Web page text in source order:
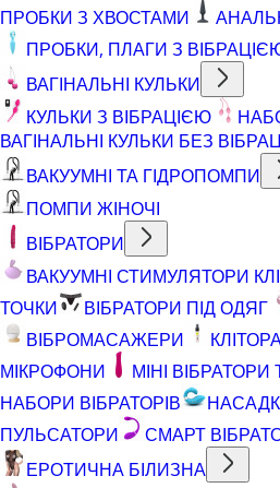
ПРОБКИ З ХВОСТАМИ
ПРОБКИ, ПЛАГИ З
ВАГІНАЛЬНІ КУЛЬКИ
КУЛЬКИ З ВІБРАЦІЄЮ
ВАГІНАЛЬНІ КУЛЬКИ БЕЗ
ВАКУУМНІ ТА ГІДРОПОМПИ
ПОМПИ ЖІНОЧІ
ВІБРАТОРИ
ВАКУУМНІ СТИМУЛЯТОРИ
ТОЧКИ
ВІБРАТОРИ ПІД ОДЯГ
ВІБРОМАСАЖЕРИ
МІКРОФОНИ
МІНІ ВІБРАТОРИ
НАБОРИ ВІБРАТОРІВ
ПУЛЬСАТОРИ
СМАРТ
ЕРОТИЧНА БІЛИЗНА